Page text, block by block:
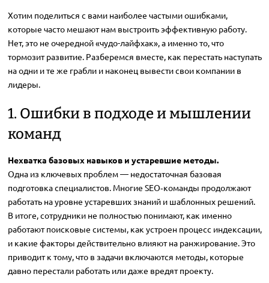
Хотим поделиться с вами наиболее частыми ошибками,
которые часто мешают нам выстроить эффективную работу.
Нет, это не очередной «чудо-лайфхак», а именно то, что
тормозит развитие. Разберемся вместе, как перестать наступать
на одни и те же грабли и наконец вывести свои компании в
лидеры.
1. Ошибки в подходе и мышлении
команд
Нехватка базовых навыков и устаревшие методы.
Одна из ключевых проблем — недостаточная базовая
подготовка специалистов. Многие SEO‑команды продолжают
работать на уровне устаревших знаний и шаблонных решений.
В итоге, сотрудники не полностью понимают, как именно
работают поисковые системы, как устроен процесс индексации,
и какие факторы действительно влияют на ранжирование. Это
приводит к тому, что в задачи включаются методы, которые
давно перестали работать или даже вредят проекту.